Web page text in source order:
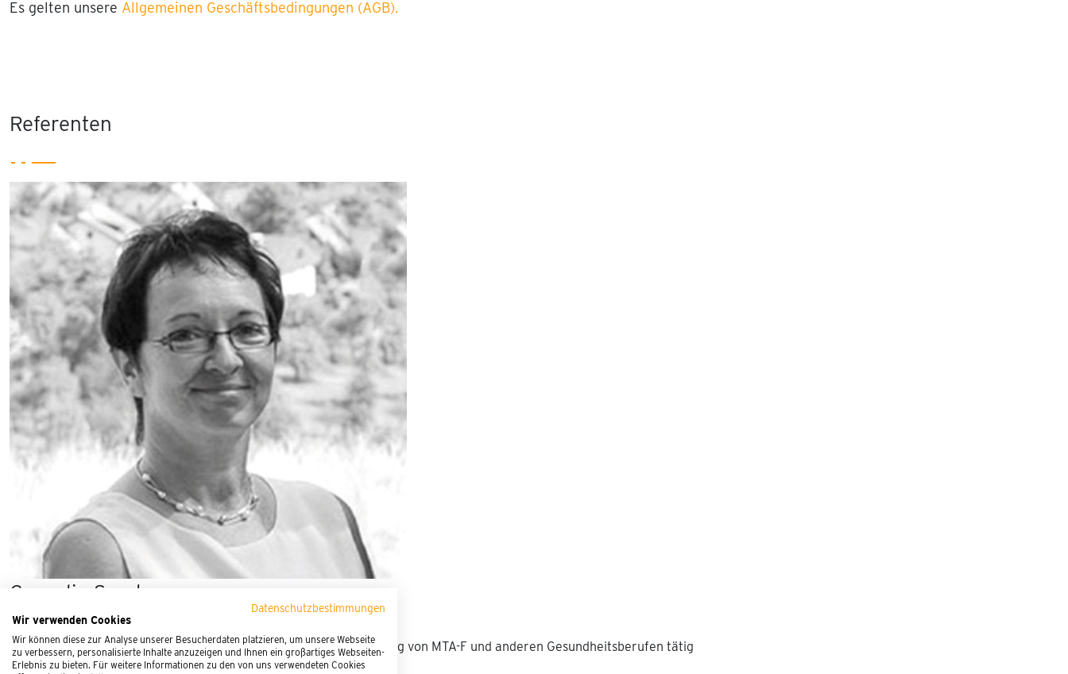
Datenschutzbestimmungen
Wir verwenden Cookies
Wir können diese zur Analyse unserer Besucherdaten platzieren, um unsere Webseite
zu verbessern, personalisierte Inhalte anzuzeigen und Ihnen ein großartiges Webseiten-
Erlebnis zu bieten. Für weitere Informationen zu den von uns verwendeten Cookies
Es gelten unsere Allgemeinen Geschäftsbedingungen (AGB).
Referenten
Cornelia Srocke
MTA-F und Dipl. Medizin-Pädagogin (FH)
seit über 30 Jahren in der theoretischen und praktischen Ausbildung von MTA-F und anderen Gesundheitsberufen tätig